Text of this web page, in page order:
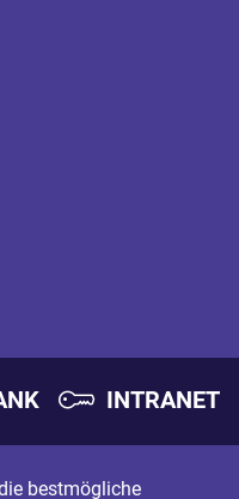
INTRANET
bestmögliche